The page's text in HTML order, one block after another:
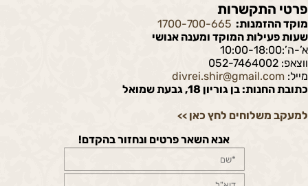
פרטי התקשרות
מוקד ההזמנות: 1700-700-665
שעות פעילות המוקד ומענה אנושי
א’-ה’:10:00-18:00
ווצאפ: 052-7464002
מייל: divrei.shir@gmail.com
כתובת החנות: בן גוריון 18, גבעת שמואל
למעקב משלוחים לחץ כאן >>
אנא השאר פרטים ונחזור בהקדם!